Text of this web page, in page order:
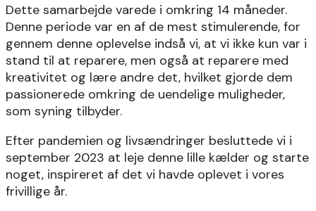
Dette samarbejde varede i omkring 14 måneder.
Denne periode var en af de mest stimulerende, for
gennem denne oplevelse indså vi, at vi ikke kun var i
stand til at reparere, men også at reparere med
kreativitet og lære andre det, hvilket gjorde dem
passionerede omkring de uendelige muligheder,
som syning tilbyder.
Efter pandemien og livsændringer besluttede vi i
september 2023 at leje denne lille kælder og starte
noget, inspireret af det vi havde oplevet i vores
frivillige år.